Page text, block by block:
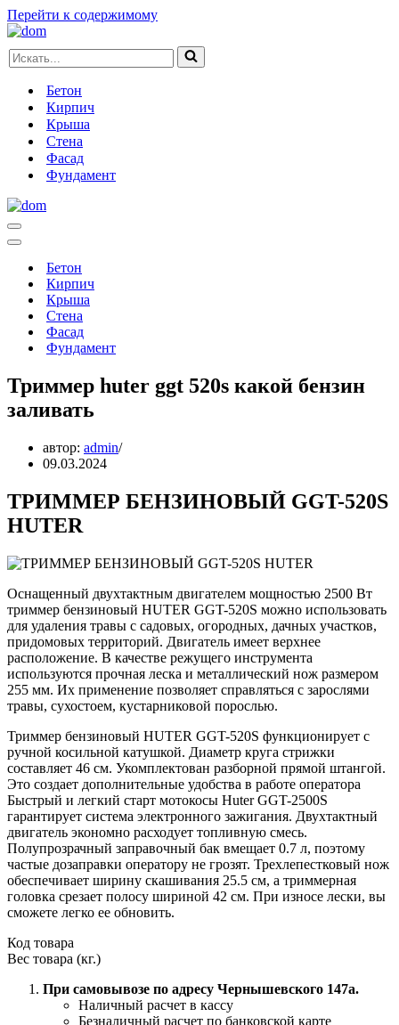
Перейти к содержимому
Искать...
Бетон
Кирпич
Крыша
Стена
Фасад
Фундамент
Меню
навигации
Меню
навигацииБетон
Кирпич
Крыша
Стена
Фасад
Фундамент
Триммер huter ggt 520s какой бензин
заливать
автор: admin
09.03.2024
ТРИММЕР БЕНЗИНОВЫЙ GGT-520S
HUTER
Оснащенный двухтактным двигателем мощностью 2500 Вт
триммер бензиновый HUTER GGT-520S можно использовать
для удаления травы с садовых, огородных, дачных участков,
придомовых территорий. Двигатель имеет верхнее
расположение. В качестве режущего инструмента
используются прочная леска и металлический нож размером
255 мм. Их применение позволяет справляться с зарослями
травы, сухостоем, кустарниковой порослью.
Триммер бензиновый HUTER GGT-520S функционирует с
ручной косильной катушкой. Диаметр круга стрижки
составляет 46 см. Укомплектован разборной прямой штангой.
Это создает дополнительные удобства в работе оператора
Быстрый и легкий старт мотокосы Huter GGT-2500S
гарантирует система электронного зажигания. Двухтактный
двигатель экономно расходует топливную смесь.
Полупрозрачный заправочный бак вмещает 0.7 л, поэтому
частые дозаправки оператору не грозят. Трехлепестковый нож
обеспечивает ширину скашивания 25.5 см, а триммерная
головка срезает полосу шириной 42 см. При износе лески, вы
сможете легко ее обновить.
Код товара
Вес товара (кг.)
При самовывозе по адресу Чернышевского 147а.
Наличный расчет в кассу
Безналичный расчет по банковской карте